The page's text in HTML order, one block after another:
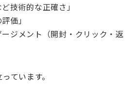
技術的な正確さ」
価」
ージメント（開封・クリック・返
ています。